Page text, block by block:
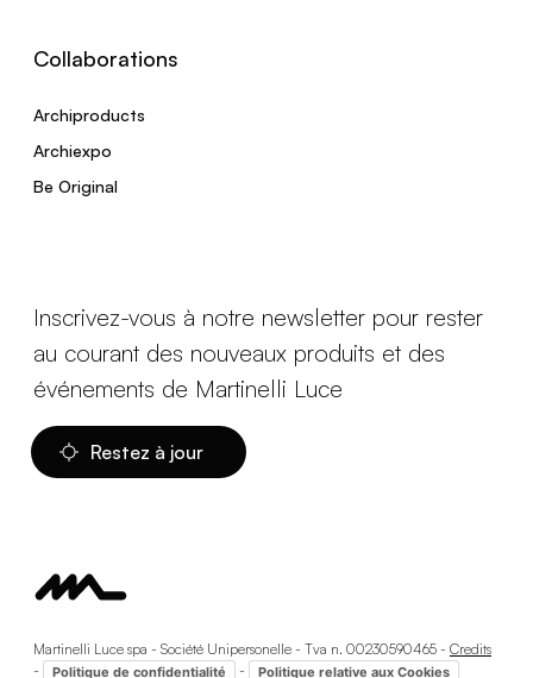
Collaborations
Archiproducts
Archiexpo
Be Original
Inscrivez-vous à notre newsletter pour rester
au courant des nouveaux produits et des
événements de Martinelli Luce
Restez à jour
Martinelli Luce spa - Société Unipersonelle - Tva n. 00230590465 - Credits
-
Politique de confidentialité - Politique relative aux Cookies